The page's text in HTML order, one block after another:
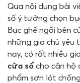
Qua nội dung bài
số ý tưởng chọn
Bục ghế ngồi bên
những gia chủ yêu
nay, có rất nhiều
cửa sổ cho căn hộ
phẩm sơn lót